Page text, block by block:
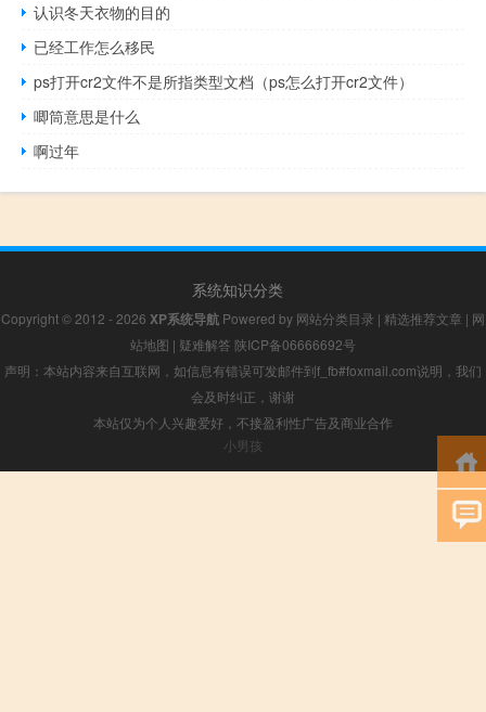
认识冬天衣物的目的
已经工作怎么移民
ps打开cr2文件不是所指类型文档（ps怎么打开cr2文件）
唧筒意思是什么
啊过年
系统知识分类
Copyright © 2012 - 2026 XP系统导航 Powered by 网站分类目录 | 精选推荐文章 | 网
站地图 | 疑难解答 陕ICP备06666692号
声明：本站内容来自互联网，如信息有错误可发邮件到f_fb#foxmail.com说明，我们
会及时纠正，谢谢
本站仅为个人兴趣爱好，不接盈利性广告及商业合作
小男孩